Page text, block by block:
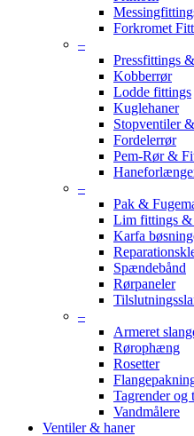
Forkromet
–
Pressfittings
Kobberrør
Lodde fittings
Kuglehaner
Stopventiler
Fordelerrør
Pem-Rør &
–
Pak &
Lim fittings &
Karfa
Spændebånd
Rørpaneler
–
Armeret
Rørophæng
Rosetter
Tagrender og
Vandmålere
Ventiler & haner